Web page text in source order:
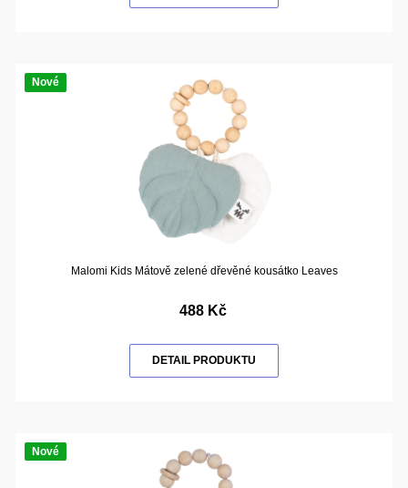
Nové
Malomi Kids Mátově zelené dřevěné kousátko Leaves
488 Kč
DETAIL PRODUKTU
Nové